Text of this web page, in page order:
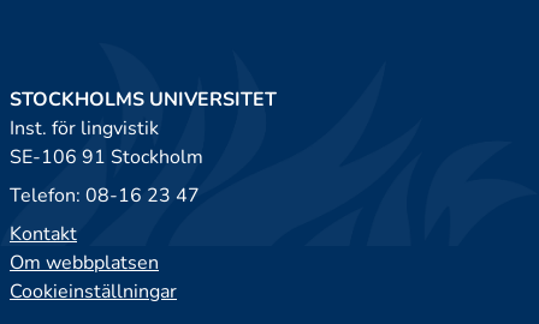
STOCKHOLMS UNIVERSITET
Inst. för lingvistik
SE-106 91 Stockholm
Telefon: 08-16 23 47
Kontakt
Om webbplatsen
Cookieinställningar